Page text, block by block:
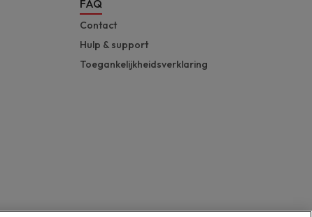
FAQ
Contact
Hulp & support
Toegankelijkheidsverklaring